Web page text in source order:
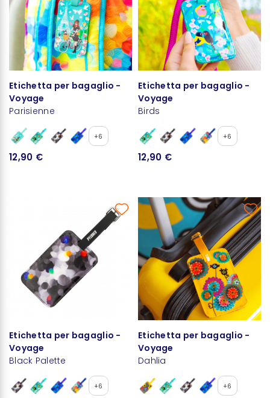
Etichetta per bagaglio -
Voyage
Parisienne
+6
12,90 €
Etichetta per bagaglio -
Voyage
Birds
+6
12,90 €
Etichetta per bagaglio -
Voyage
Black Palette
+6
Etichetta per bagaglio -
Voyage
Dahlia
+6